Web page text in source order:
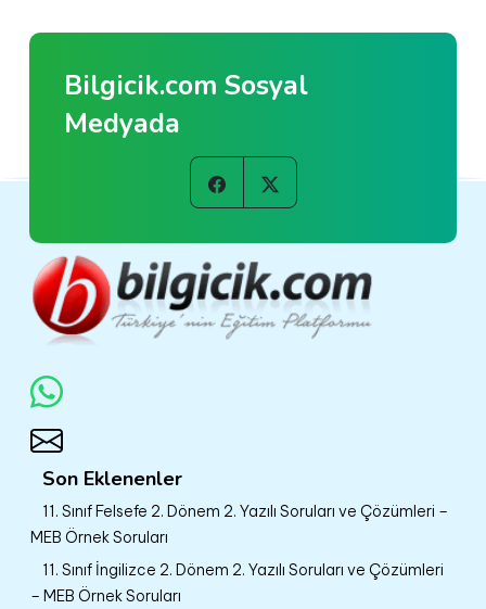
Bilgicik.com Sosyal
Medyada
Son Eklenenler
11. Sınıf Felsefe 2. Dönem 2. Yazılı Soruları ve Çözümleri –
MEB Örnek Soruları
11. Sınıf İngilizce 2. Dönem 2. Yazılı Soruları ve Çözümleri
– MEB Örnek Soruları